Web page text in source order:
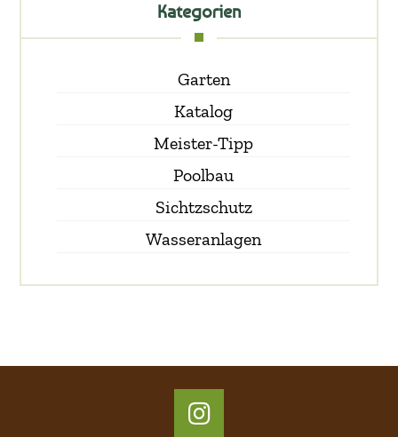
Kategorien
Garten
Katalog
Meister-Tipp
Poolbau
Sichtzschutz
Wasseranlagen